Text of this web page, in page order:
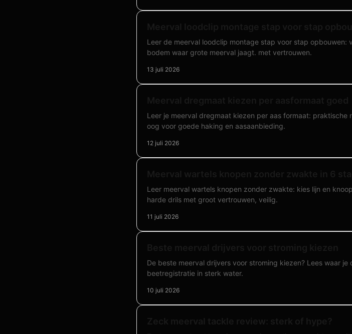
Leer de meerval loodclip montage stap voor stap
bodem waar grote meerval jaagt. met vertrouwen.
13 juli 2026
Leer je meerval dregmaat kiezen per aas formaat:
oog voor goede haking en aasaanbieding.
12 juli 2026
Leer meerval wartels knopen zonder zwakte: kies lijn en
harde drils met groot vertrouwen, veilig.
11 juli 2026
De beste meerval drijvers voor stroming kiezen? Lees waar
beetregistratie in sterk water.
10 juli 2026